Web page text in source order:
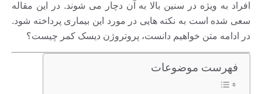
افراد به ویژه در سنین بالا به آن دچار می شوند. در این مقاله
سعی شده است به نکته هایی در مورد این بیماری پرداخته شود.
در ادامه متن خواهیم دانست، پروتروژن دیسک کمر چیست؟
فهرست موضوعات